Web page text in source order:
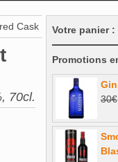
Cask
70cl.
Votre panier :
Promotions
30€